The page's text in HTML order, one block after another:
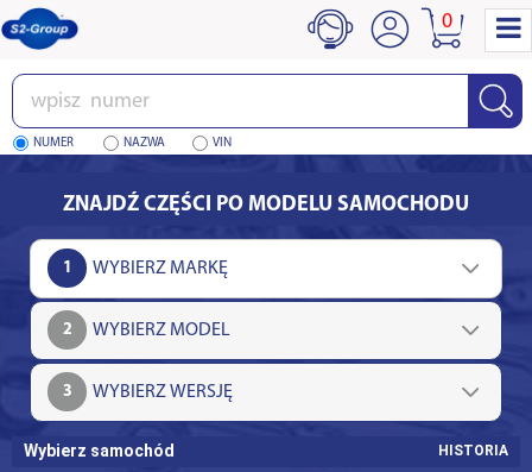
Wpisz
numer
NUMER NAZWA VIN
0
ZNAJDŹ CZĘŚCI PO MODELU SAMOCHODU
1
2
3
Wybierz samochód HISTORIA